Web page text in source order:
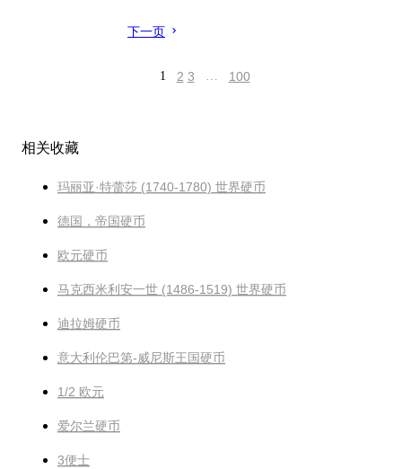
下一页
1 2 3 … 100
相关收藏
玛丽亚·特蕾莎 (1740-1780) 世界硬币
德国，帝国硬币
欧元硬币
马克西米利安一世 (1486-1519) 世界硬币
迪拉姆硬币
意大利伦巴第-威尼斯王国硬币
1/2 欧元
爱尔兰硬币
3便士